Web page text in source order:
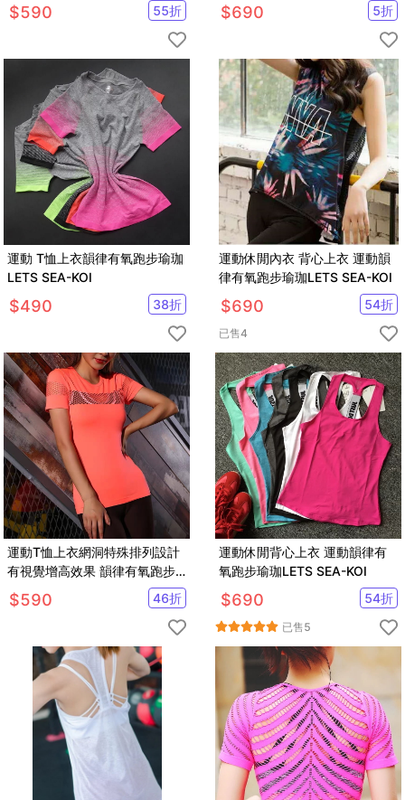
$590 55折 $690 5折
運動 T恤上衣韻律有氧跑步瑜珈
LETS SEA-KOI
$490 38折
運動休閒內衣 背心上衣 運動韻
律有氧跑步瑜珈LETS SEA-KOI
$690 54折
已售4
運動T恤上衣網洞特殊排列設計
有視覺增高效果 韻律有氧跑步
瑜珈LETS SEA-KOI
$590 46折
運動休閒背心上衣 運動韻律有
氧跑步瑜珈LETS SEA-KOI
$690 54折
已售5